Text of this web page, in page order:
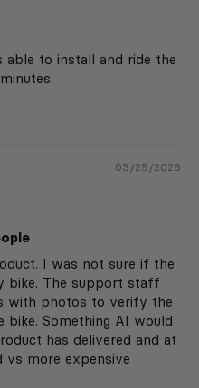
able to install and ride the
03/25/2026
I was not sure if the
bike. The support staff
with photos to verify the
Something AI would
has delivered and at
more expensive